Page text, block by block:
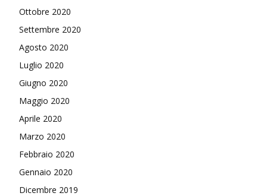
Ottobre 2020
Settembre 2020
Agosto 2020
Luglio 2020
Giugno 2020
Maggio 2020
Aprile 2020
Marzo 2020
Febbraio 2020
Gennaio 2020
Dicembre 2019